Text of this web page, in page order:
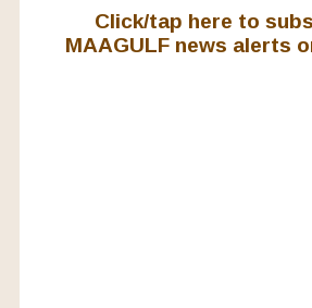
Click/tap here to
MAAGULF news alerts